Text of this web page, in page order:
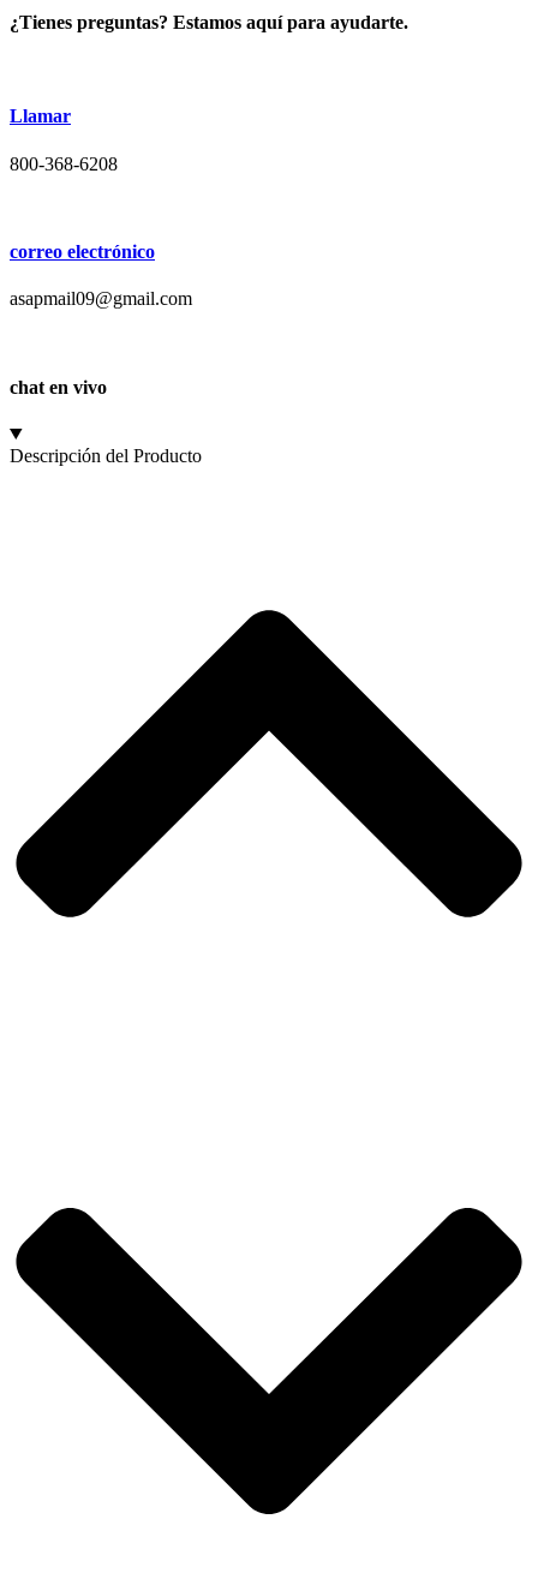
¿Tienes preguntas? Estamos aquí para ayudarte.
Llamar
800-368-6208
correo electrónico
asapmail09@gmail.com
chat en vivo
Descripción del Producto